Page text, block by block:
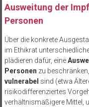
Ausweitung der
Personen
Über die konkrete
im Ethikrat
plädieren dafür, eine
Personen zu
vulnerabel sind (etwa
risikodifferenziertes
verhältnismäßigere Mittel,